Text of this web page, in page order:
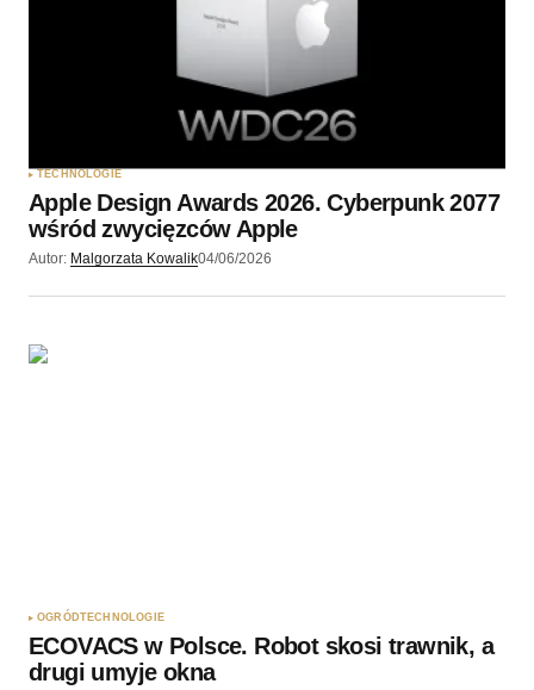
TECHNOLOGIE
Apple Design Awards 2026. Cyberpunk 2077
wśród zwycięzców Apple
Autor: Malgorzata Kowalik04/06/2026
OGRÓDTECHNOLOGIE
ECOVACS w Polsce. Robot skosi trawnik, a
drugi umyje okna